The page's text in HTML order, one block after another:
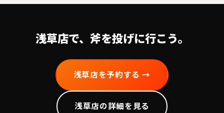
浅草店で、斧を投げに行こう。
浅草店を予約する →
浅草店の詳細を見る